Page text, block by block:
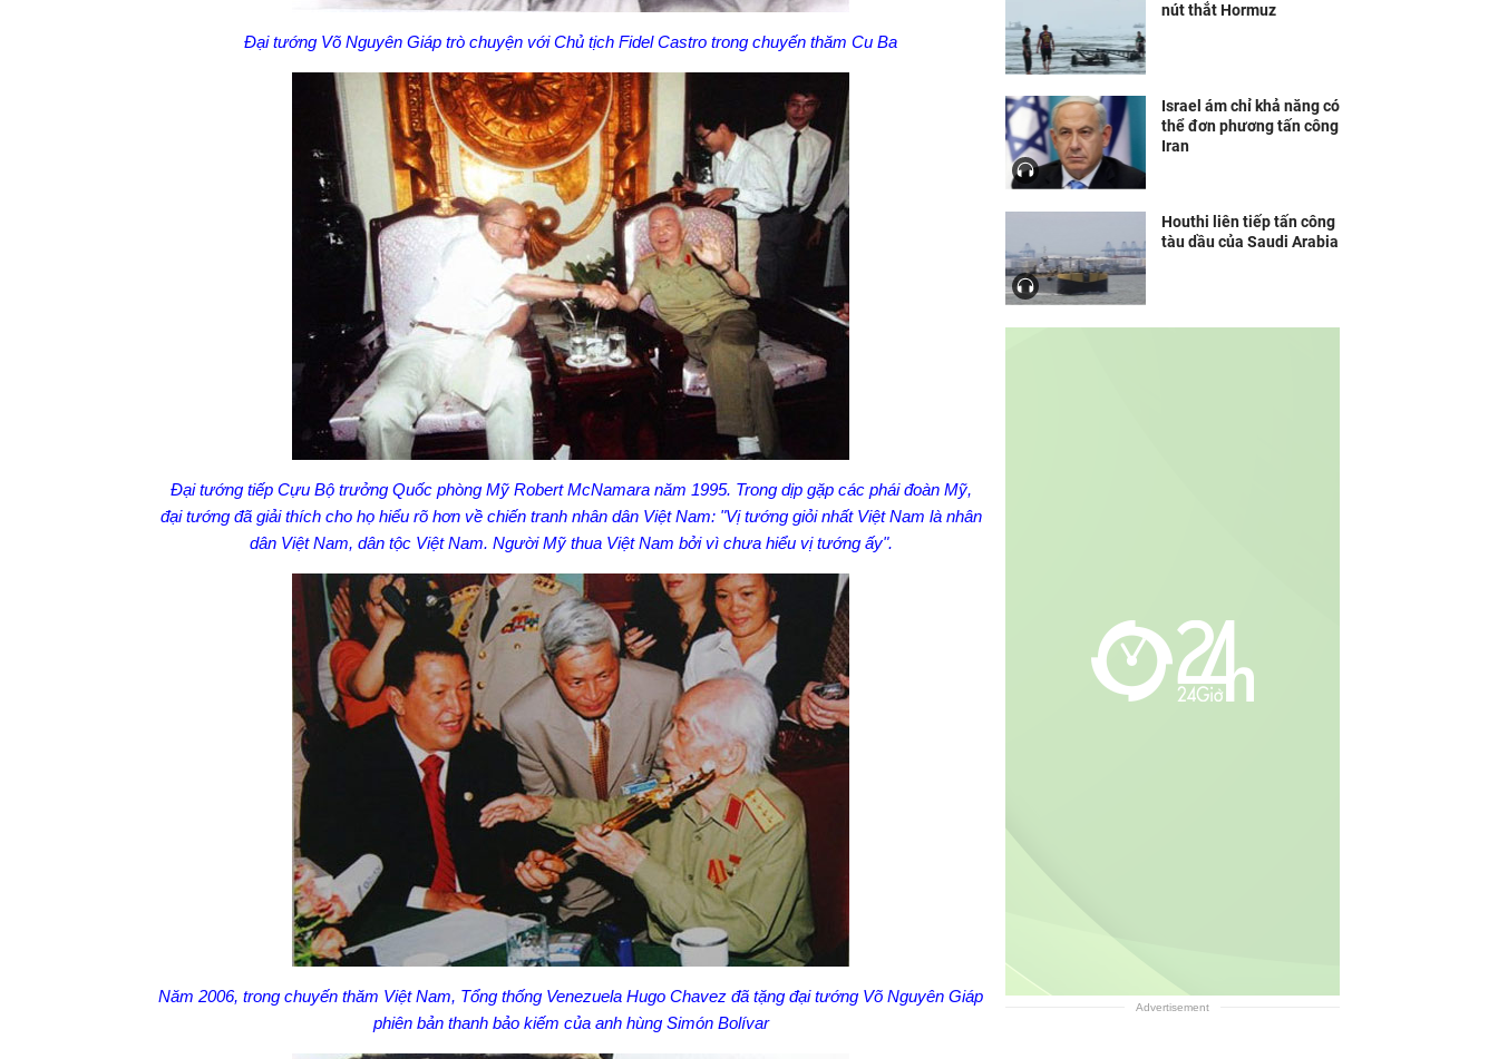
Đại tướng Võ Nguyên Giáp trò chuyện với Chủ tịch Fidel Castro trong chuyến thăm Cu Ba
Đại tướng tiếp Cựu Bộ trưởng Quốc phòng Mỹ Robert McNamara năm 1995. Trong dịp gặp các phái đoàn Mỹ,
đại tướng đã giải thích cho họ hiểu rõ hơn về chiến tranh nhân dân Việt Nam: "Vị tướng giỏi nhất Việt Nam là nhân
dân Việt Nam, dân tộc Việt Nam. Người Mỹ thua Việt Nam bởi vì chưa hiểu vị tướng ấy".
Năm 2006, trong chuyến thăm Việt Nam, Tổng thống Venezuela Hugo Chavez đã tặng đại tướng Võ Nguyên Giáp
phiên bản thanh bảo kiếm của anh hùng Simón Bolívar
nút thắt Hormuz
Israel ám chỉ khả năng có
thể đơn phương tấn công
Iran
Houthi liên tiếp tấn công
tàu dầu của Saudi Arabia
Advertisement